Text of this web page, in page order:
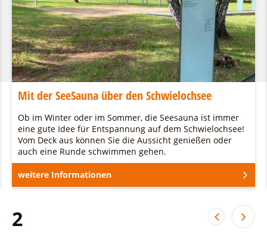
Mit der SeeSauna über den Schwielochsee
Ob im Winter oder im Sommer, die Seesauna ist immer
eine gute Idee für Entspannung auf dem Schwielochsee!
Vom Deck aus können Sie die Aussicht genießen oder
auch eine Runde schwimmen gehen.
weitere Informationen
2